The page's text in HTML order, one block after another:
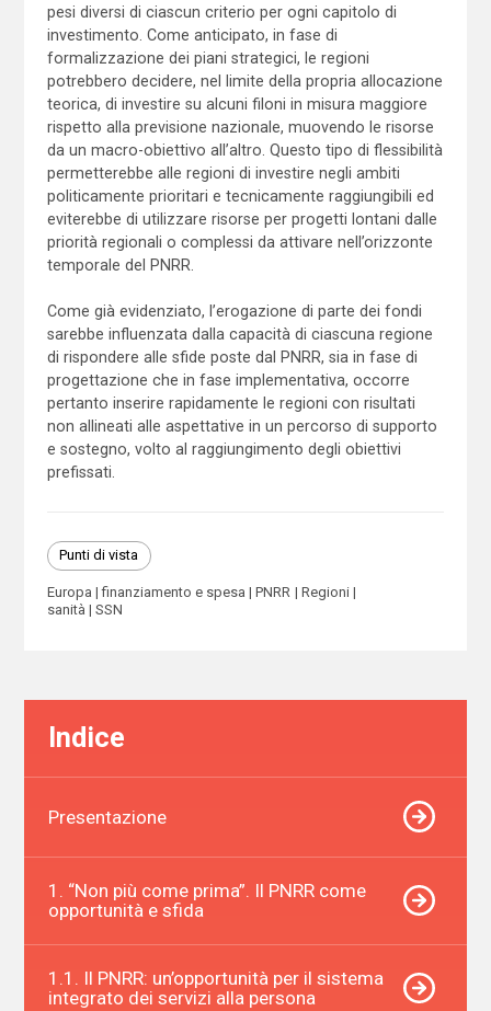
pesi diversi di ciascun criterio per ogni capitolo di
investimento. Come anticipato, in fase di
formalizzazione dei piani strategici, le regioni
potrebbero decidere, nel limite della propria allocazione
teorica, di investire su alcuni filoni in misura maggiore
rispetto alla previsione nazionale, muovendo le risorse
da un macro-obiettivo all’altro. Questo tipo di flessibilità
permetterebbe alle regioni di investire negli ambiti
politicamente prioritari e tecnicamente raggiungibili ed
eviterebbe di utilizzare risorse per progetti lontani dalle
priorità regionali o complessi da attivare nell’orizzonte
temporale del PNRR.
Come già evidenziato, l’erogazione di parte dei fondi
sarebbe influenzata dalla capacità di ciascuna regione
di rispondere alle sfide poste dal PNRR, sia in fase di
progettazione che in fase implementativa, occorre
pertanto inserire rapidamente le regioni con risultati
non allineati alle aspettative in un percorso di supporto
e sostegno, volto al raggiungimento degli obiettivi
prefissati.
Punti di vista
Europa finanziamento e spesa PNRR
Regioni
sanità
SSN
Indice
Presentazione
1. “Non più come prima”. Il PNRR come
opportunità e sfida
1.1. Il PNRR: un’opportunità per il sistema
integrato dei servizi alla persona